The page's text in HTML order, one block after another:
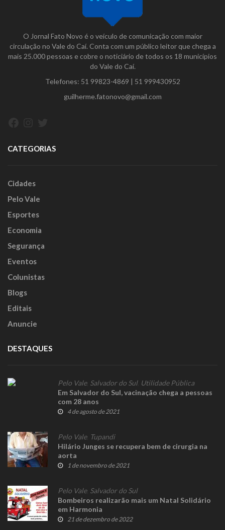
O Jornal Fato Novo é o veículo de comunicação com maior
circulação no Vale do Caí. Conta com um público leitor que chega a
mais 25.000 pessoas e cobre o noticiário de todos os 18 municípios
do Vale do Caí.
Telefones: 51 99823-4869 | 51 999430952
guilherme.fatonovo@gmail.com
CATEGORIAS
Cidades
Pelo Vale
Esportes
Economia
Segurança
Eventos
Colunistas
Blogs
Editais
Anuncie
DESTAQUES
Pelo Vale, Salvador do Sul, Utilidade Pública
Em Salvador do Sul, vacinação chega a pessoas
com 28 anos
4 de agosto de 2021
Pelo Vale, Tupandi
Hilário Junges se recupera bem de cirurgia na
aorta
1 de novembro de 2021
Pelo Vale, Salvador do Sul
Bombeiros realizarão mais um Natal Solidário
em Harmonia
21 de dezembro de 2022